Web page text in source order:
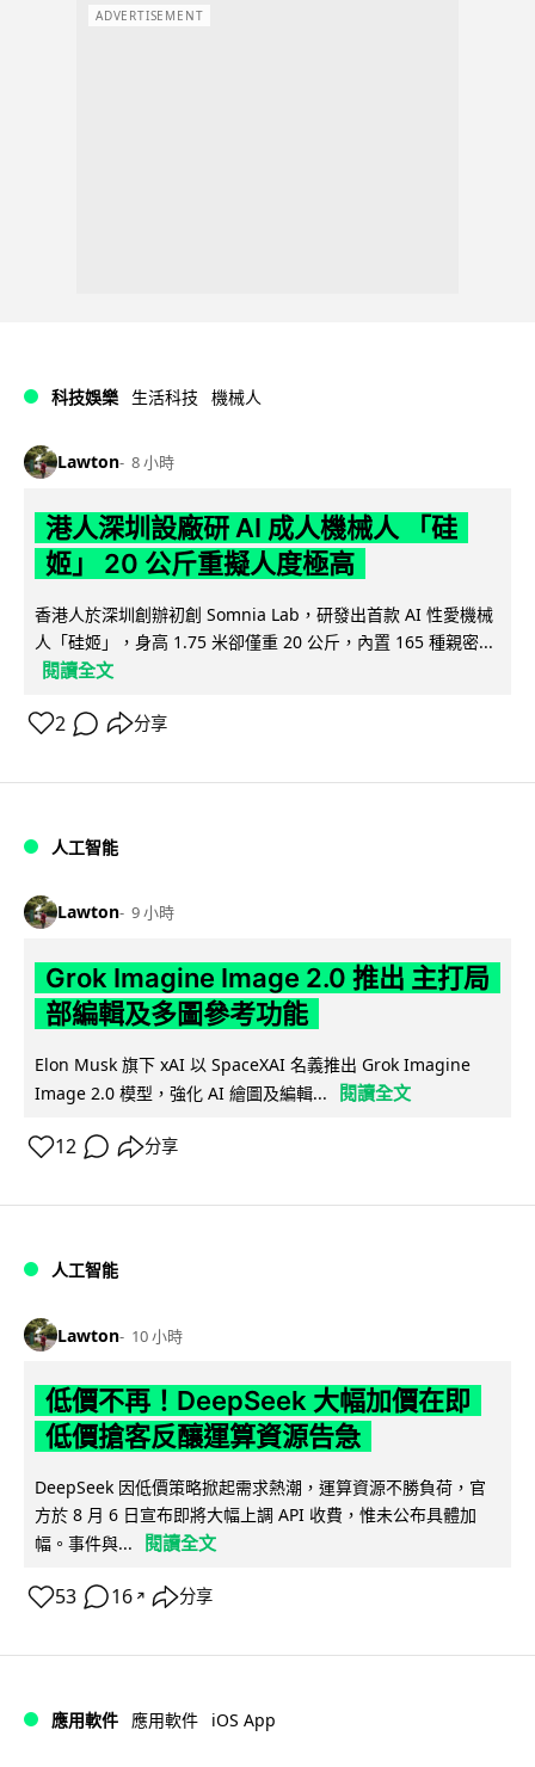
ADVERTISEMENT
科技娛樂 生活科技 機械人
Lawton 8 小時
港人深圳設廠研 AI 成人機械人 「硅
姬」 20 公斤重擬人度極高
香港人於深圳創辦初創 Somnia Lab，研發出首款 AI 性愛機械
人「硅姬」，身高 1.75 米卻僅重 20 公斤，內置 165 種親密...
閱讀全文
2 分享
人工智能
Lawton 9 小時
Grok Imagine Image 2.0 推出 主打局
部編輯及多圖參考功能
Elon Musk 旗下 xAI 以 SpaceXAI 名義推出 Grok Imagine
Image 2.0 模型，強化 AI 繪圖及編輯...
閱讀全文
12 分享
人工智能
Lawton 10 小時
低價不再！DeepSeek 大幅加價在即
低價搶客反釀運算資源告急
DeepSeek 因低價策略掀起需求熱潮，運算資源不勝負荷，官
方於 8 月 6 日宣布即將大幅上調 API 收費，惟未公布具體加
幅。事件與...
閱讀全文
53 16 ↗ 分享
應用軟件 應用軟件 iOS App